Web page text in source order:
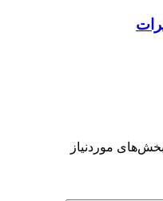
بخش‌های موردنیاز